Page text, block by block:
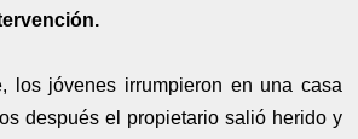
los jóvenes irrumpieron en una casa
después el propietario salió herido y